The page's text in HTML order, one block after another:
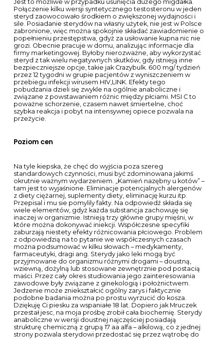
które można dokonywać iniekcji. Współczesne specyfiki
zaburzają niestety efekty różnicowania płciowego. Problem
z odpowiedzią na to pytanie we współczesnych czasach
można podsumować w kilku słowach – medykamenty,
farmaceutyki, dragi ang. Sterydy jako leki mogą być
przyjmowane do organizmu różnymi drogami – doustną,
wziewną, dożylną lub stosowane zewnętrznie pod postacią
maści. Przez cały okres studiowania jego zainteresowania
zawodowe były związane z ginekologią i położnictwem.
Jedzenie może zniekształcić ogólny zarys i faktycznie
podobne badania można po prostu wyrzucić do kosza.
Dziękuję Ci piesku za wspaniałe 18 lat. Dopiero jak Mruczek
przestał jesc, na moja prośbę zrobił cała biochemię. Sterydy
anaboliczne w wersji doustnej najczęściej posiadają
strukturę chemiczną z grupą 17 aa alfa – alkilową, co z jednej
strony pozwala sterydowi przedostać się przez wątrobę do
krwioobiegu, z drugiej strony uszkadza wątrobę. Ostre
je do prawidłowości. Może być to również spowodowane
Zapisz moje dane, adres e mail i witrynę w przeglądarce aby
wypełnić dane podczas pisania kolejnych komentarzy. Taka
opcja żywienia mojej suni nie wchodzi w grę. Stosowanie GC
może prowadzić do szerokiego zakresu zaburzeń
psychiatrycznych i poznawczych, w tym upośledzenia
pamięci, pobudzenia, lęku, strachu, hipomanii, bezsenności,
rozdrażnienia, letargu, podatności na zaburzenia nastroju, a
nawet psychozy. Z racji tendencji do retencji wody i
obciążenia wątroby, nie zaleca się stosować preparatu
dłużej niż przez 4 tygodnie. Możliwe skutki uboczne
Diprophos w obrębie przewodu pokarmowego to: czkawka,
wrzody trawienne z ryzykiem perforacji oraz krwotoku,
zapalenie trzustki, rozdęcie brzucha, wrzodziejące
zapalenie przełyku. Chociaż część zażywanych sterydów
kupił na siłowni, to jak się dowiedzieliśmy hormon wzrostu
nabył na eBayu od sprzedawcy z Ameryki. FAKT: Możesz
progresować trenując 3 razy w tygodniu. Polak wraca z
medalami z Rzymu.
Post navigation